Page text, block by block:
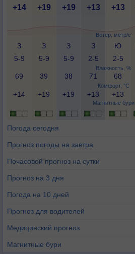
Ветер, метр/с
Влажность, %
Комфорт, °C
Магнитные бури
+14 +19 +19 +13 +13
З
5-9
З
5-9
З
5-9
З
2-5
Ю
2-5
69 39 38 71 68
+14 +19 +19 +13 +13
Погода сегодня
Прогноз погоды на завтра
Почасовой прогноз на сутки
Прогноз на 3 дня
Погода на 10 дней
Прогноз для водителей
Медицинский прогноз
Магнитные бури